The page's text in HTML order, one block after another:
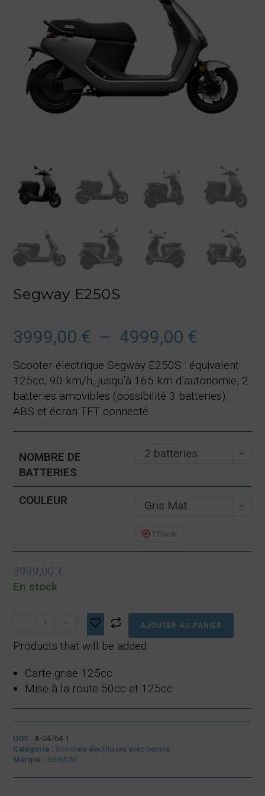
Segway E250S
3999,00 € – 4999,00 €
à
4999,00 €
Scooter électrique Segway E250S : équivalent
125cc, 90 km/h, jusqu’à 165 km d’autonomie, 2
batteries amovibles (possibilité 3 batteries),
ABS et écran TFT connecté.
NOMBRE DE
BATTERIES
2 batteries
COULEUR Gris Mat
Effacer
3999,00 €
En stock
Segway
E250S
- + AJOUTER AU PANIER
Products that will be added:
Carte grise 125cc
Mise à la route 50cc et 125cc
UGS : A-04764-1
Catégorie : Scooters électriques avec permis
Marque : SEGWAY